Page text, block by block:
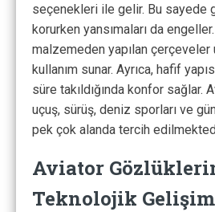
seçenekleri ile gelir. Bu sayede
korurken yansımaları da
malzemeden yapılan çerçeveler
kullanım sunar. Ayrıca, hafif
süre takıldığında konfor sağlar.
uçuş, sürüş, deniz sporları ve
pek çok alanda tercih
Aviator
Teknolojik